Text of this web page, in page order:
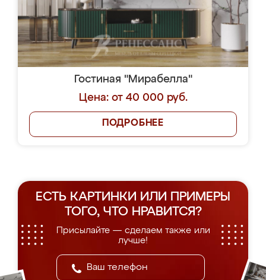
Гостиная "Мирабелла"
Цена: от 40 000 руб.
ПОДРОБНЕЕ
ЕСТЬ КАРТИНКИ ИЛИ ПРИМЕРЫ
ТОГО, ЧТО НРАВИТСЯ?
Присылайте — сделаем также или
лучше!